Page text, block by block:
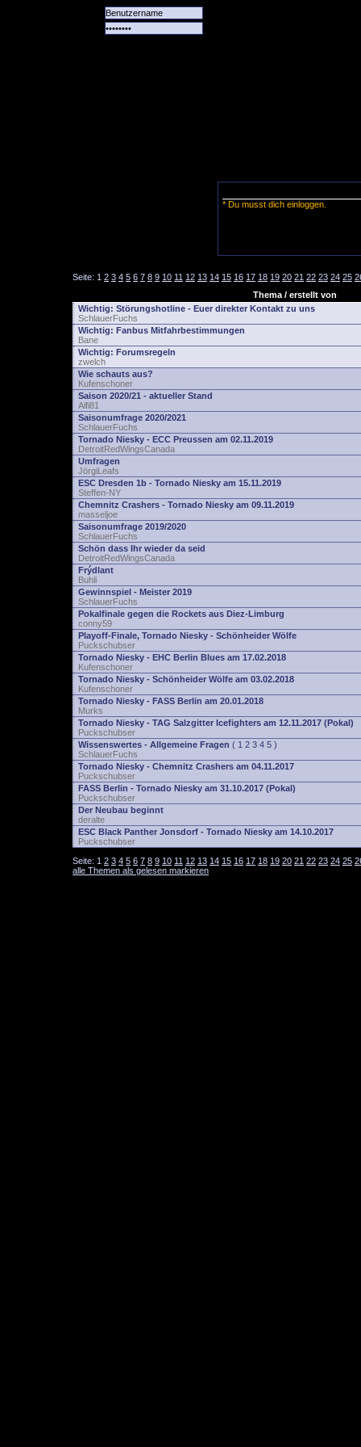
* Du musst dich einloggen.
Seite: 1 2 3 4 5 6 7 8 9 10 11 12 13 14 15 16 17 18 19 20 21 22 23 24 25
Thema / erstellt von
Wichtig: Störungshotline - Euer direkter Kontakt zu uns
SchlauerFuchs
Wichtig: Fanbus Mitfahrbestimmungen
Bane
Wichtig: Forumsregeln
zwelch
Wie schauts aus?
Kufenschoner
Saison 2020/21 - aktueller Stand
Alfi81
Saisonumfrage 2020/2021
SchlauerFuchs
Tornado Niesky - ECC Preussen am 02.11.2019
DetroitRedWingsCanada
Umfragen
JörgiLeafs
ESC Dresden 1b - Tornado Niesky am 15.11.2019
Steffen-NY
Chemnitz Crashers - Tornado Niesky am 09.11.2019
masseljoe
Saisonumfrage 2019/2020
SchlauerFuchs
Schön dass Ihr wieder da seid
DetroitRedWingsCanada
Frýdlant
Buhli
Gewinnspiel - Meister 2019
SchlauerFuchs
Pokalfinale gegen die Rockets aus Diez-Limburg
conny59
Playoff-Finale, Tornado Niesky - Schönheider Wölfe
Puckschubser
Tornado Niesky - EHC Berlin Blues am 17.02.2018
Kufenschoner
Tornado Niesky - Schönheider Wölfe am 03.02.2018
Kufenschoner
Tornado Niesky - FASS Berlin am 20.01.2018
Murks
Tornado Niesky - TAG Salzgitter Icefighters am 12.11.2017 (Pokal)
Puckschubser
Wissenswertes - Allgemeine Fragen ( 1 2 3 4 5 )
SchlauerFuchs
Tornado Niesky - Chemnitz Crashers am 04.11.2017
Puckschubser
FASS Berlin - Tornado Niesky am 31.10.2017 (Pokal)
Puckschubser
Der Neubau beginnt
deralte
ESC Black Panther Jonsdorf - Tornado Niesky am 14.10.2017
Puckschubser
Seite: 1 2 3 4 5 6 7 8 9 10 11 12 13 14 15 16 17 18 19 20 21 22 23 24 25
alle Themen als gelesen markieren